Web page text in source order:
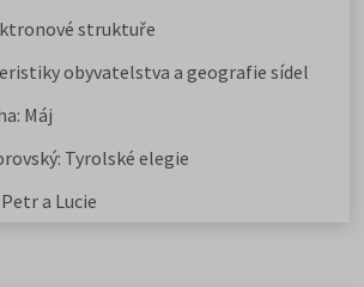
struktuře
obyvatelstva a geografie sídel
Máj
Tyrolské elegie
a Lucie